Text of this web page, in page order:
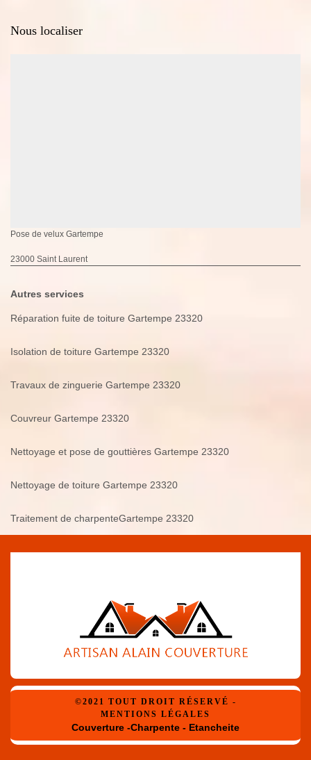
Nous localiser
Pose de velux Gartempe
23000 Saint Laurent
Autres services
Réparation fuite de toiture Gartempe 23320
Isolation de toiture Gartempe 23320
Travaux de zinguerie Gartempe 23320
Couvreur Gartempe 23320
Nettoyage et pose de gouttières Gartempe 23320
Nettoyage de toiture Gartempe 23320
Traitement de charpenteGartempe 23320
©2021 TOUT DROIT RÉSERVÉ -
MENTIONS LÉGALES
Couverture -Charpente - Etancheite